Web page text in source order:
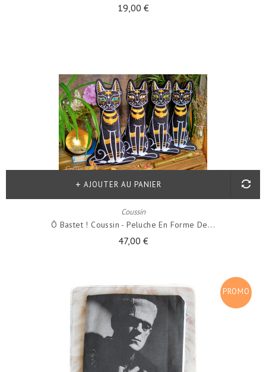
19,00 €
Coussin
Ô Bastet ! Coussin - Peluche En Forme De...
47,00 €
AJOUTER AU PANIER
PROMO